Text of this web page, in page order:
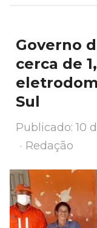
Governo
cerca de
Sul
Publicado:10
Author
Redação